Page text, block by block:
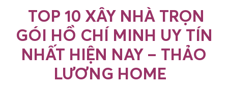
TOP 10 XÂY NHÀ TRỌN
GÓI HỒ CHÍ MINH UY TÍN
NHẤT HIỆN NAY – THẢO
LƯƠNG HOME